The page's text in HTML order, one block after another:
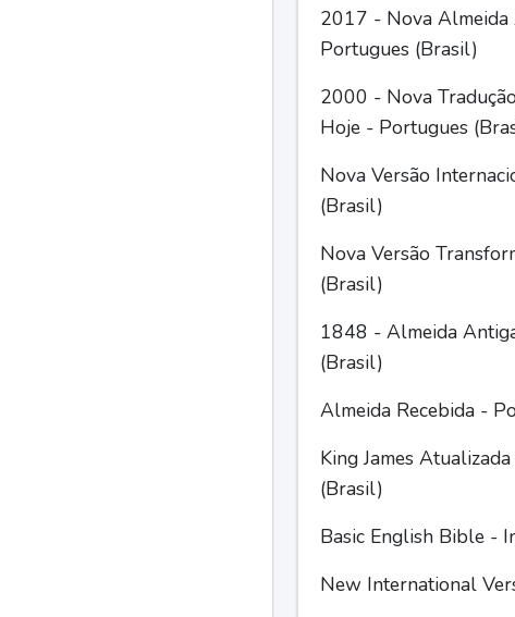
2017 - Nova Almeida
Portugues (Brasil)
2000 - Nova
Hoje - Portugues
Nova Versão
(Brasil)
Nova Versão
(Brasil)
1848 - Almeida
(Brasil)
Almeida Recebida -
King James
(Brasil)
Basic English Bible -
New International